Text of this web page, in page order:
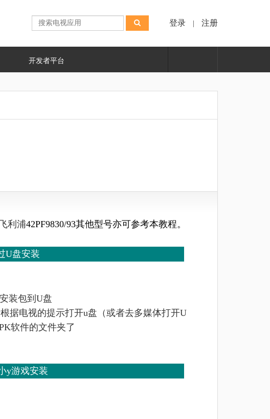
登录 注册
开发者平台
利浦42PF9830/93其他型号亦可参考本教程。
U盘安装
装包到U盘
据电视的提示打开u盘（或者去多媒体打开U
软件的文件夹了
y游戏安装